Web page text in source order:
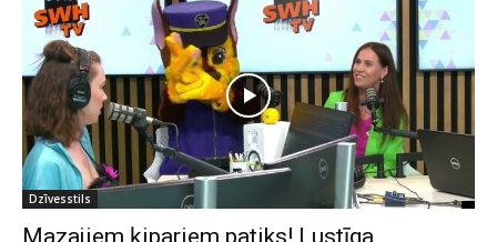
Dzīvesstils
Mazajiem ķipariem patiks! Lustīga